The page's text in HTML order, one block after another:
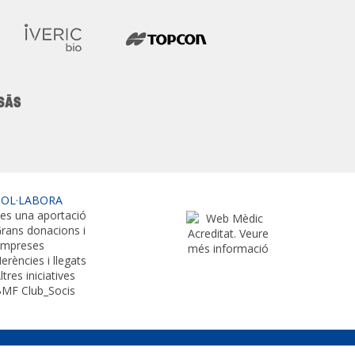
una aportació
donacions i
i llegats
iniciatives
Club_Socis